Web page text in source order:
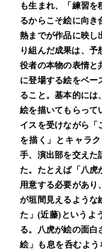
も生まれ、「練習
るからこそ絵に向き
熱までが作品に映し
り組んだ成果は、予
役者の本物の表情と
に登場する絵をベー
ること。基本的には
絵を描いてもらって
イスを受けながら「
を描く」とキャラ
手、演出部を交えた
た。たとえば「八虎
用意する必要があり
が垣間見えるような
た」(近藤)というよ
る。八虎が絵の面白
絵」も息を呑むよ